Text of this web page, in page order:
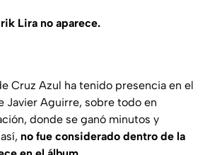
Lira no aparece.
Cruz Azul ha tenido presencia en el
Javier Aguirre, sobre todo en
donde se ganó minutos y
no fue considerado dentro de la